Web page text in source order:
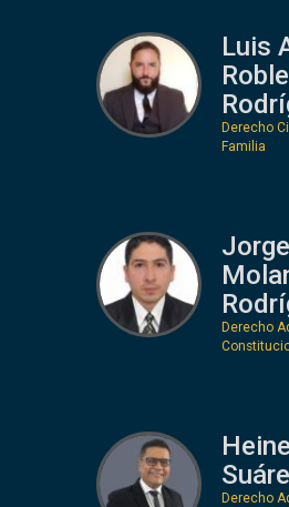
Luis
Derecho
Familia
Derecho
Derecho